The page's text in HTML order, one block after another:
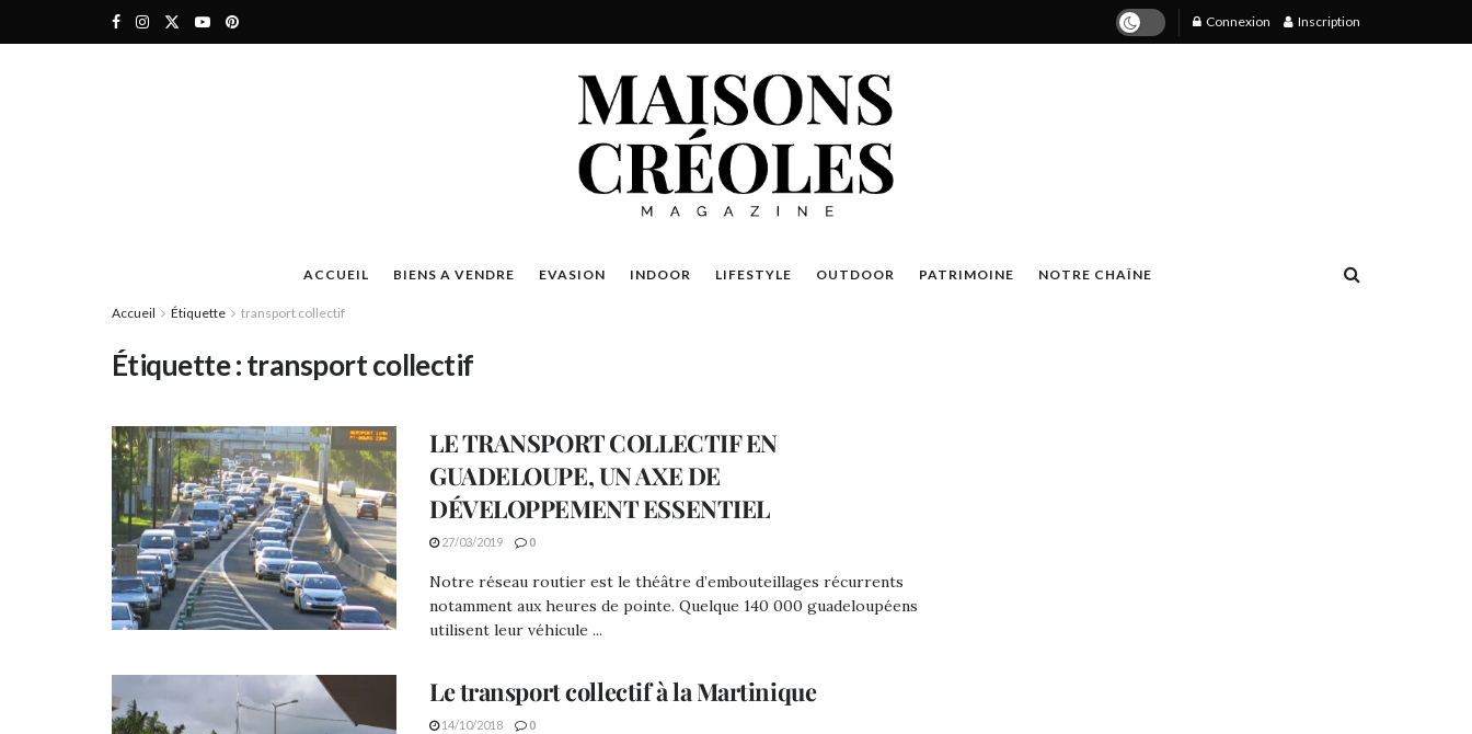
Connexion Inscription
ACCUEIL BIENS A VENDRE EVASION INDOOR LIFESTYLE OUTDOOR PATRIMOINE NOTRE CHAÎNE
Accueil Étiquette transport collectif
Étiquette :transport collectif
LE TRANSPORT COLLECTIF EN
GUADELOUPE, UN AXE DE
DÉVELOPPEMENT ESSENTIEL
27/03/2019 0
Notre réseau routier est le théâtre d’embouteillages récurrents
notamment aux heures de pointe. Quelque 140 000 guadeloupéens
utilisent leur véhicule ...
Le transport collectif à la Martinique
14/10/2018 0